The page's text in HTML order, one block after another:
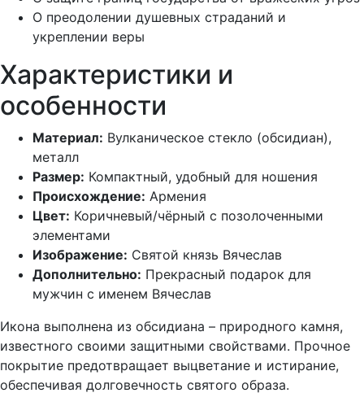
О преодолении душевных страданий и
укреплении веры
Характеристики и
особенности
Материал: Вулканическое стекло (обсидиан),
металл
Размер: Компактный, удобный для ношения
Происхождение: Армения
Цвет: Коричневый/чёрный с позолоченными
элементами
Изображение: Святой князь Вячеслав
Дополнительно: Прекрасный подарок для
мужчин с именем Вячеслав
Икона выполнена из обсидиана – природного камня,
известного своими защитными свойствами. Прочное
покрытие предотвращает выцветание и истирание,
обеспечивая долговечность святого образа.